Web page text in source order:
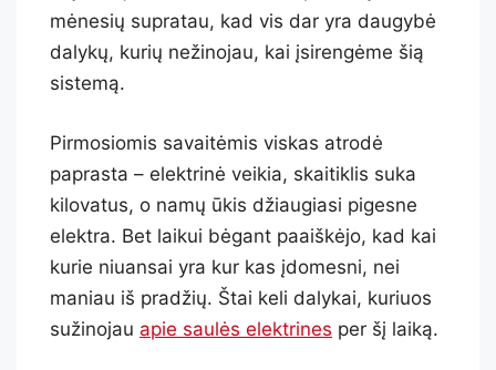
mėnesių supratau, kad vis dar yra daugybė
dalykų, kurių nežinojau, kai įsirengėme šią
sistemą.
Pirmosiomis savaitėmis viskas atrodė
paprasta – elektrinė veikia, skaitiklis suka
kilovatus, o namų ūkis džiaugiasi pigesne
elektra. Bet laikui bėgant paaiškėjo, kad kai
kurie niuansai yra kur kas įdomesni, nei
maniau iš pradžių. Štai keli dalykai, kuriuos
sužinojau apie saulės elektrines per šį laiką.